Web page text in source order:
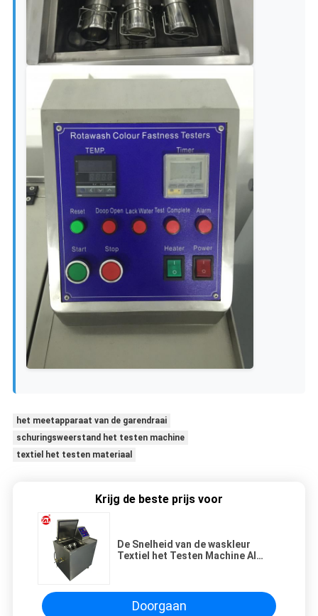
het meetapparaat van de garendraai
schuringsweerstand het testen machine
textiel het testen materiaal
Krijg de beste prijs voor
De Snelheid van de waskleur
Textiel het Testen Machine Al
Doorgaan